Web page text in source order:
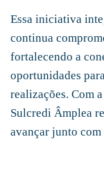
Essa iniciativa
continua
fortalecendo a
oportunidades
realizações. Com
Sulcredi Âmplea
avançar junto com